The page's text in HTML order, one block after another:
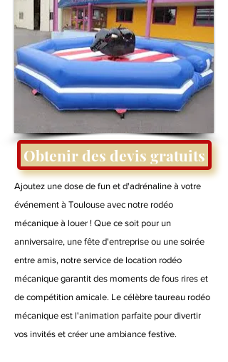
Obtenir des devis gratuits
Ajoutez une dose de fun et d'adrénaline à votre
événement à Toulouse avec notre rodéo
mécanique à louer ! Que ce soit pour un
anniversaire, une fête d'entreprise ou une soirée
entre amis, notre service de location rodéo
mécanique garantit des moments de fous rires et
de compétition amicale. Le célèbre taureau rodéo
mécanique est l'animation parfaite pour divertir
vos invités et créer une ambiance festive.